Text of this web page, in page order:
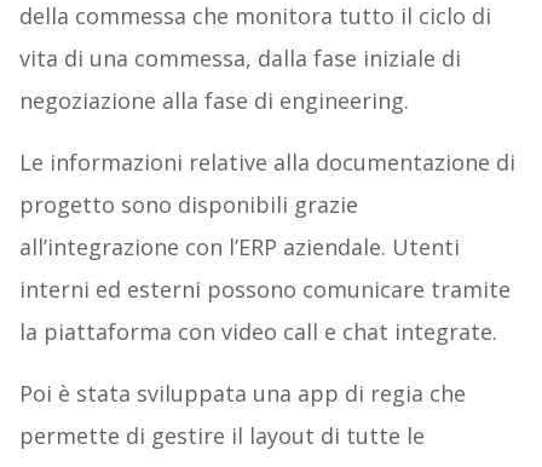
della commessa che monitora tutto il ciclo di
vita di una commessa, dalla fase iniziale di
negoziazione alla fase di engineering.
Le informazioni relative alla documentazione di
progetto sono disponibili grazie
all’integrazione con l’ERP aziendale. Utenti
interni ed esterni possono comunicare tramite
la piattaforma con video call e chat integrate.
Poi è stata sviluppata una app di regia che
permette di gestire il layout di tutte le